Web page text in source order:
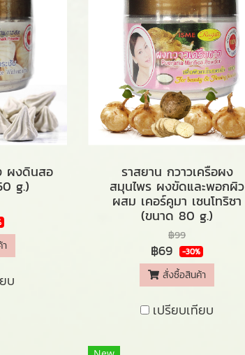
ผงดินสอ
g.)
บ
ราสยาน กวาวเครือผง
สมุนไพร ผงขัดและพอกผิว
ผสม เคอร์คูมา เซนโทริซา
(ขนาด 80 g.)
฿99
฿69 -30%
สั่งซื้อสินค้า
เปรียบเทียบ